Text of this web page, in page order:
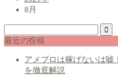
8月
最近の投稿
アメブロは稼げないは嘘
を徹底解説